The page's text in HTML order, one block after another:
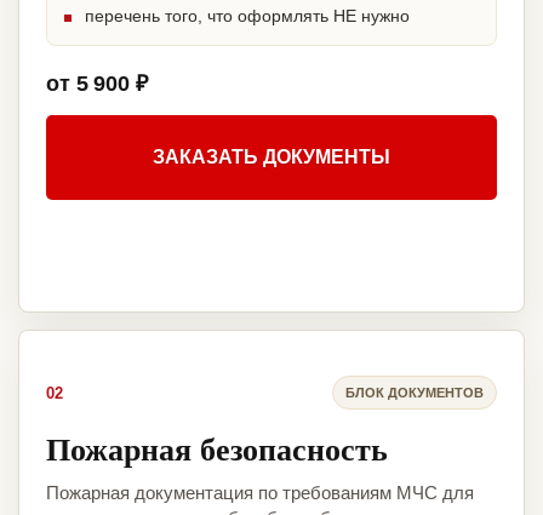
перечень того, что оформлять НЕ нужно
от 5 900 ₽
ЗАКАЗАТЬ ДОКУМЕНТЫ
02 БЛОК ДОКУМЕНТОВ
Пожарная безопасность
Пожарная документация по требованиям МЧС для